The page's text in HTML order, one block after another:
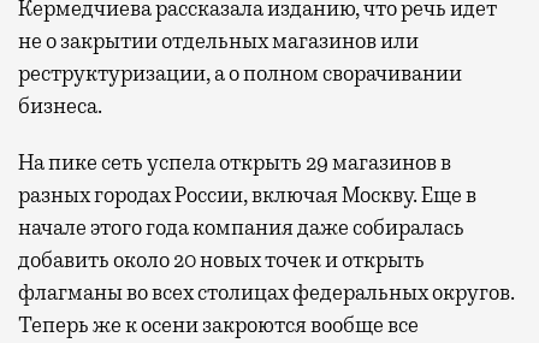
Кермедчиева рассказала изданию, что речь идет
не о закрытии отдельных магазинов или
реструктуризации, а о полном сворачивании
бизнеса.
На пике сеть успела открыть 29 магазинов в
разных городах России, включая Москву. Еще в
начале этого года компания даже собиралась
добавить около 20 новых точек и открыть
флагманы во всех столицах федеральных округов.
Теперь же к осени закроются вообще все